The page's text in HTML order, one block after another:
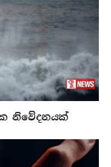
නිවේදනයක්